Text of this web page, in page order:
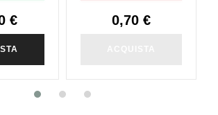
€ 0,70 €